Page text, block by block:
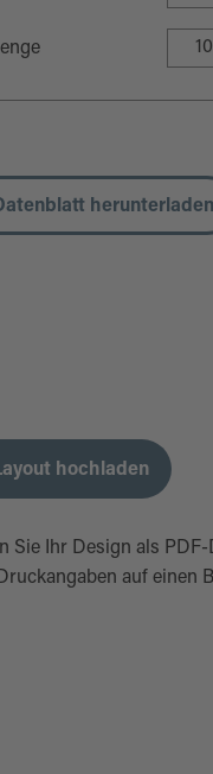
hochladen
Sie Ihr Design als
auf einen